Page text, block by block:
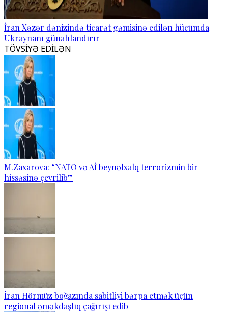
İran Xəzər dənizində ticarət gəmisinə edilən hücumda
Ukraynanı günahlandırır
TÖVSİYƏ EDİLƏN
M.Zaxarova: “NATO və Aİ beynəlxalq terrorizmin bir
hissəsinə çevrilib”
İran Hörmüz boğazında sabitliyi bərpa etmək üçün
regional əməkdaşlıq çağırışı edib